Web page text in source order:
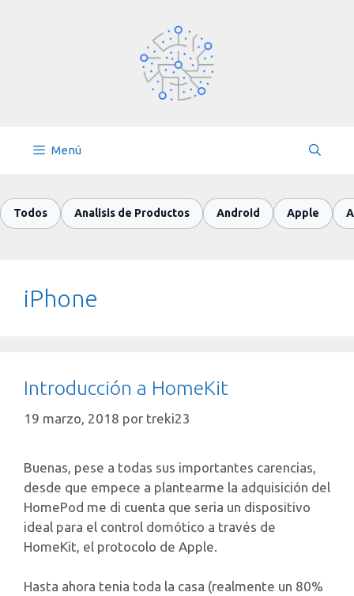
Menú
Todos Analisis de Productos Android Apple
iPhone
Introducción a HomeKit
19 marzo, 2018 por treki23
Buenas, pese a todas sus importantes carencias,
desde que empece a plantearme la adquisición del
HomePod me di cuenta que seria un dispositivo
ideal para el control domótico a través de
HomeKit, el protocolo de Apple.
Hasta ahora tenia toda la casa (realmente un 80%